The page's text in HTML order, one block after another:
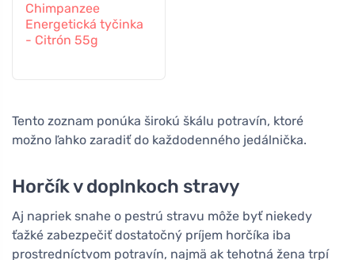
Chimpanzee
Energetická tyčinka
- Citrón 55g
Tento zoznam ponúka širokú škálu potravín, ktoré
možno ľahko zaradiť do každodenného jedálnička.
Horčík v doplnkoch stravy
Aj napriek snahe o pestrú stravu môže byť niekedy
ťažké zabezpečiť dostatočný príjem horčíka iba
prostredníctvom potravín, najmä ak tehotná žena trpí